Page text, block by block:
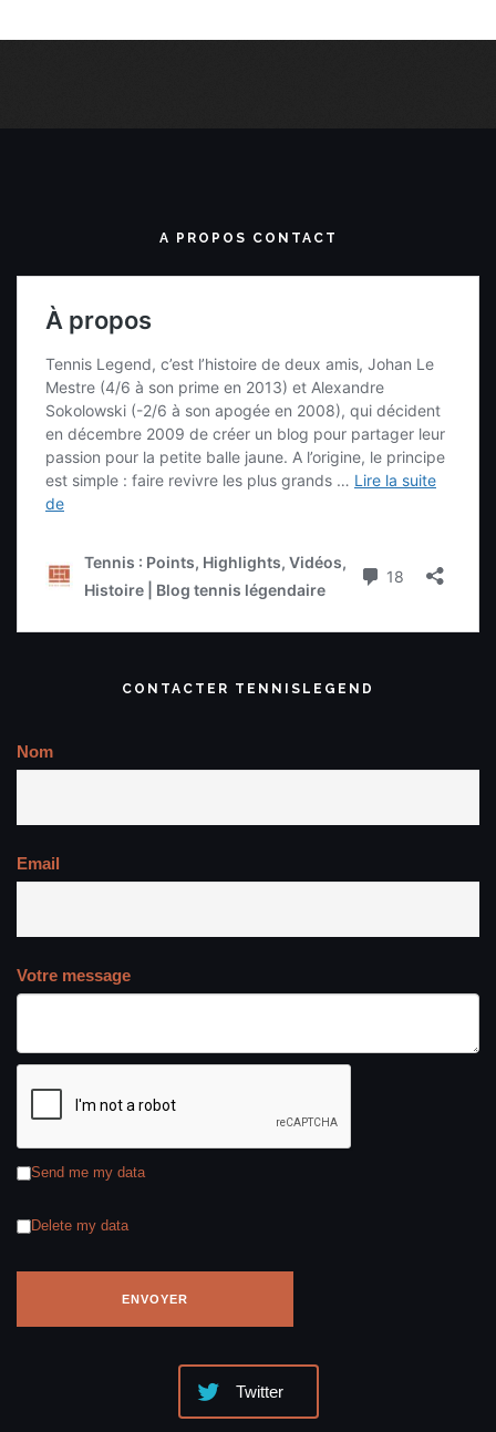
A PROPOS CONTACT
CONTACTER TENNISLEGEND
Nom
Email
Votre message
Send me my data
Delete my data
Twitter